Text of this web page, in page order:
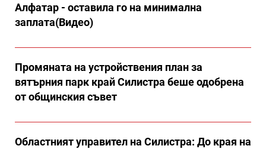
Алфатар - оставила го на минимална
заплата(Видео)
Промяната на устройствения план за
вятърния парк край Силистра беше одобрена
от общинския съвет
Областният управител на Силистра: До края на